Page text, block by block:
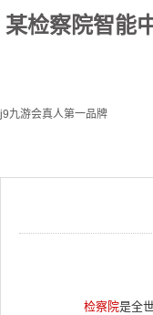
某检察院智能
j9九游会真人第一品牌
检察院是全